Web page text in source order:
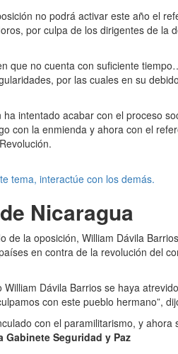
no podrá activar este año el
por culpa de los dirigentes de la
que no cuenta con suficiente
por las cuales en su
intentado acabar con el proceso
con la enmienda y ahora con el
tema, interactúe con los demás.
Nicaragua
la oposición, William Dávila
en contra de la revolución del
Dávila Barrios se haya
con este pueblo hermano”,
con el paramilitarismo, y ahora
Gabinete Seguridad y Paz